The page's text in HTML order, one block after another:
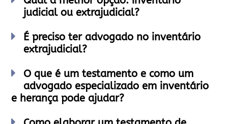
judicial ou extrajudicial?
É preciso ter advogado no inventário
extrajudicial?
O que é um testamento e como um
advogado especializado em inventário
e herança pode ajudar?